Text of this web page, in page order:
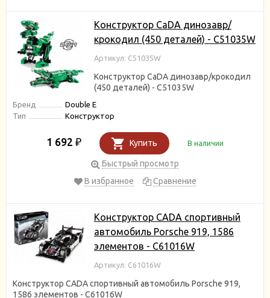
Конструктор CaDA динозавр/
крокодил (450 деталей) - C51035W
Артикул: C51035W
Конструктор CaDA динозавр/крокодил
(450 деталей) - C51035W
Бренд
Double E
Тип
Конструктор
1 692 ₽ Купить В наличии
Быстрый просмотр
В избранное
Сравнение
Конструктор CADA спортивный
автомобиль Porsche 919, 1586
элементов - C61016W
Артикул: C61016W
Конструктор CADA спортивный автомобиль Porsche 919,
1586 элементов - C61016W